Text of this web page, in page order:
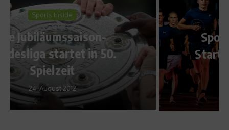
News
SportScheck RUN 2020:
Startschuss für den guten
Zweck
13. Februar 2020